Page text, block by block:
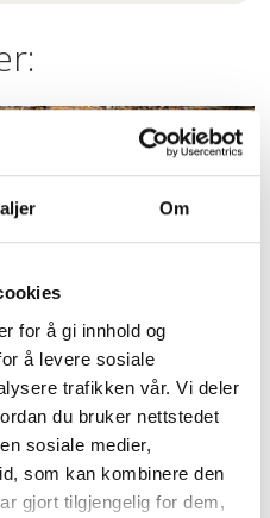
Om
for å gi innhold og
å levere sosiale
trafikken vår. Vi deler
du bruker nettstedet
sosiale medier,
som kan kombinere den
gjort tilgjengelig for dem,
brannen i